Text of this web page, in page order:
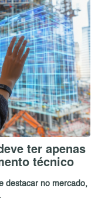
ter apenas
técnico
destacar no mercado,